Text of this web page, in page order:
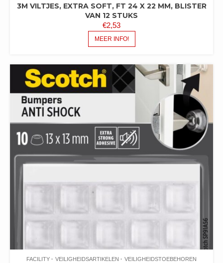
3M VILTJES, EXTRA SOFT, FT 24 X 22 MM, BLISTER
VAN 12 STUKS
€2,53
MEER INFO!
FACILITY VEILIGHEIDSARTIKELEN VEILIGHEIDSTOEBEHOREN